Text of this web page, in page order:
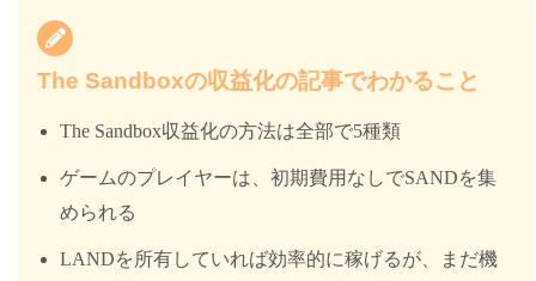
The Sandboxの収益化の記事でわかること
The Sandbox収益化の方法は全部で5種類
ゲームのプレイヤーは、初期費用なしでSANDを集
められる
LANDを所有していれば効率的に稼げるが、まだ機